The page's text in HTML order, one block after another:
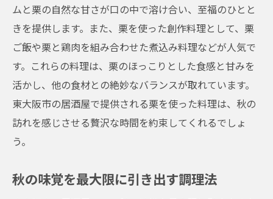
ムと栗の自然な甘さが口の中で溶け合い、至福のひとと
きを提供します。また、栗を使った創作料理として、栗
ご飯や栗と鶏肉を組み合わせた煮込み料理などが人気で
す。これらの料理は、栗のほっこりとした食感と甘みを
活かし、他の食材との絶妙なバランスが取れています。
東大阪市の居酒屋で提供される栗を使った料理は、秋の
訪れを感じさせる贅沢な時間を約束してくれるでしょ
う。
秋の味覚を最大限に引き出す調理法